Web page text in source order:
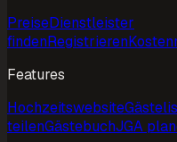
PreiseDienstleister
findenRegistrieren
Features
Hochzeitswebsite
teilenGästebuchJGA